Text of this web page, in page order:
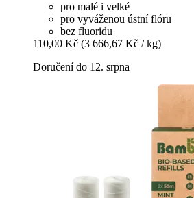
pro malé i velké
pro vyváženou ústní flóru
bez fluoridu
110,00 Kč (3 666,67 Kč / kg)
Doručení do 12. srpna